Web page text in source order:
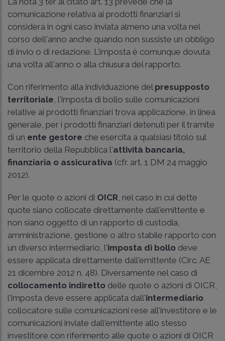
comunicazione relativa ai prodotti finanziari si
considera in ogni caso inviata almeno una volta nel
corso dell'anno anche quando non sussiste un obbligo
di invio o di redazione. L'imposta è comunque dovuta
una volta all'anno o alla chiusura del rapporto.
Con riferimento alla individuazione del presupposto
territoriale , l'imposta di bollo sulle comunicazioni
relative ai prodotti finanziari trova applicazione, in linea
generale, per i prodotti finanziari detenuti per il tramite
di un ente gestore che esercita a qualsiasi titolo sul
territorio della Repubblica l'attività bancaria,
finanziaria o assicurativa (cfr. art. 1 DM 24 maggio
2012).
Per le quote o azioni di OICR , nel caso in cui dette
quote siano collocate direttamente dall'emittente e
non siano oggetto di un rapporto di custodia,
amministrazione, gestione o altro stabile rapporto con
un diverso intermediario, l'imposta di bollo deve
essere applicata direttamente dall'emittente (Circ. AE
21 dicembre 2012 n. 48). Diversamente nel caso di
collocamento indiretto delle quote o azioni di OICR,
l'imposta deve essere applicata dall'intermediario
collocatore sulle comunicazioni rese all'investitore e le
comunicazioni inviate dall'emittente allo stesso
investitore con riferimento alle quote o azioni di OICR